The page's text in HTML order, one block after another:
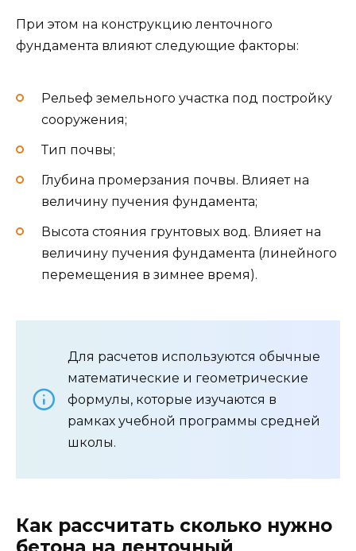
школы.
Как рассчитать сколько нужно
бетона на ленточный
фундамент
Ленточный фундамент широко используется
частными застройщиками при возведении
малоэтажных жилых зданий, бань, гаражей,
сараев, времянок и других подобных построек.
Популярность ленточного фундамента